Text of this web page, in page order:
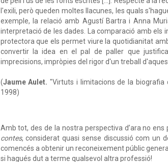
l'exili, però queden moltes llacunes, les quals
exemple, la relació amb Agustí Bartra i Anna
interpretació de les dades. La comparació amb els
protectora que els permet viure la quotidianitat
convertir la idea en el pal de paller que
imprecisions, impròpies del rigor d'un treball
(Jaume Aulet. "Virtuts i limitacions de la biografia
1998)
Amb tot, des de la nostra perspectiva d’ara no ens
contes, considerat quasi sense discussió com un
comencés a obtenir un reconeixement públic
si hagués dut a terme qualsevol altra professió!